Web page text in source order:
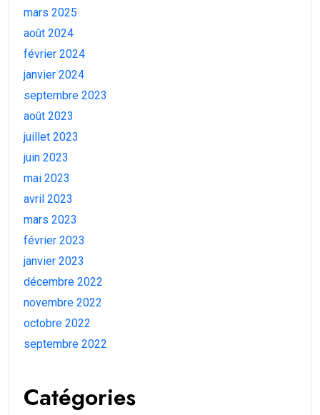
mars 2025
août 2024
février 2024
janvier 2024
septembre 2023
août 2023
juillet 2023
juin 2023
mai 2023
avril 2023
mars 2023
février 2023
janvier 2023
décembre 2022
novembre 2022
octobre 2022
septembre 2022
Catégories